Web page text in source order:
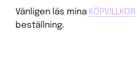
Vänligen läs mina KÖPVILLKOR
beställning.